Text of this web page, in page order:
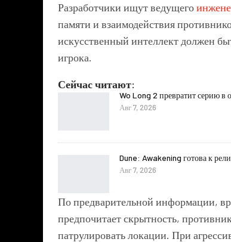
Разработчики ищут ведущего
памяти и взаимодействия
искусственный интеллект должен
игрока.
Сейчас читают:
Wo Long 2 превратит серию в
Авг 7, 2026
Dune: Awakening готова к
Авг 7, 2026
По предварительной информации,
предпочитает скрытность,
патрулировать локации. При